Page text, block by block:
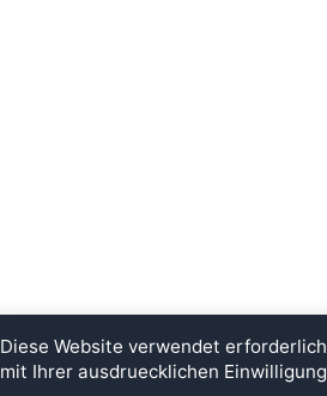
Diese Website verwendet
mit Ihrer ausdruecklichen